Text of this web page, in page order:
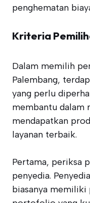
penghematan
Kriteria
Dalam memilih
Palembang,
yang perlu
membantu dalam
mendapatkan
layanan terbaik.
Pertama, periksa
penyedia.
biasanya memiliki